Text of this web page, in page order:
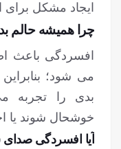
ایجاد مشکل
چرا همیشه حالم
افسردگی باعث
می شود؛
بدی را تجربه
خوشحال شوند یا
آیا افسردگی صدای